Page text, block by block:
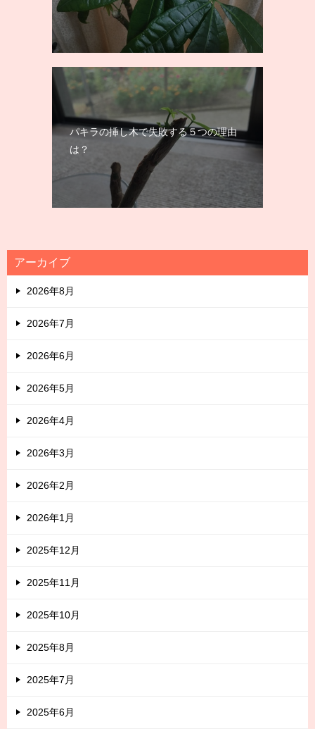
パキラの挿し木で失敗する５つの理由
は？
アーカイブ
2026年8月
2026年7月
2026年6月
2026年5月
2026年4月
2026年3月
2026年2月
2026年1月
2025年12月
2025年11月
2025年10月
2025年8月
2025年7月
2025年6月